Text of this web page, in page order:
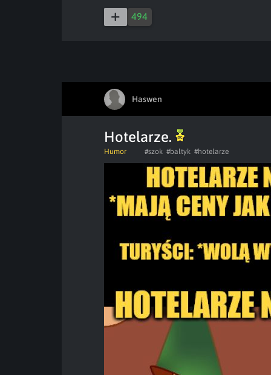
494
Haswen
Hotelarze.
Humor #szok #baltyk #hotelarze